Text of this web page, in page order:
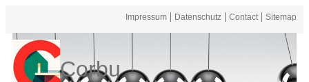
Impressum Datenschutz Contact Sitemap
Corbu